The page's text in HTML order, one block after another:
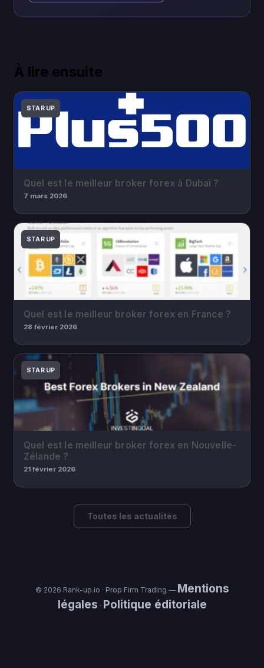
À lire ensuite
STAR UP
Quel est le meilleur broker forex à Dubaï ?
7 mars 2026
STAR UP
Quel est le meilleur broker forex en France ?
28 février 2026
STAR UP
Quel est le meilleur broker forex en Nouvelle-
Zélande ?
21 février 2026
Toutes les actualités
© 2026 Rank-up.io · Prop Firm Trading — Mentions
légales · Politique éditoriale